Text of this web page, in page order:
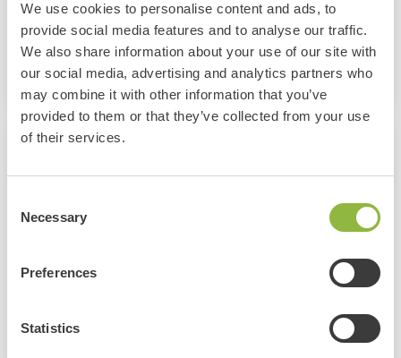
We use cookies to personalise content and ads, to
provide social media features and to analyse our traffic.
We also share information about your use of our site with
our social media, advertising and analytics partners who
may combine it with other information that you’ve
provided to them or that they’ve collected from your use
of their services.
Selection
Necessary
Preferences
Statistics
Dit evenement al geweest. Wil je andere leuke
evenementen bekijken? Klik op de knop hieronder:
Alle evenementen
6 Juni 2026
Volwassene: €6,00
Website evenement